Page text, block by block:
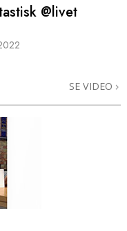
@livet
SE VIDEO